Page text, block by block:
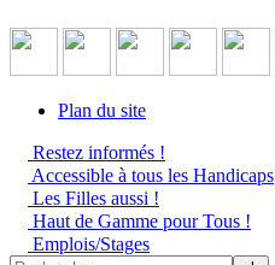
Plan du site
Restez informés !
Accessible à tous les Handicaps
Les Filles aussi !
Haut de Gamme pour Tous !
Emplois/Stages